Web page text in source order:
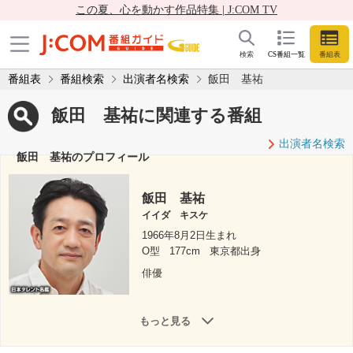
この夏、心を動かす作品特集 | J:COM TV
CS番組一覧 番組表
検索
番組表 番組検索 出演者名検索 飯田 基祐
飯田 基祐に関連する番組
出演者名検索
飯田 基祐のプロフィール
飯田 基祐
イイダ キスケ
1966年8月2日生まれ
O型
177cm
東京都出身
俳優
もっと見る